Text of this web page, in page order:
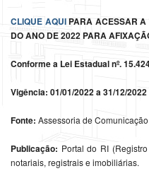
CLIQUE AQUIPARA ACESSAR A
DO ANO DE 2022 PARA
Conforme a Lei Estadual nº.
Vigência: 01/01/2022 a 31/12/2022
Fonte: Assessoria de
Publicação: Portal do RI
notariais, registrais e imobiliárias.